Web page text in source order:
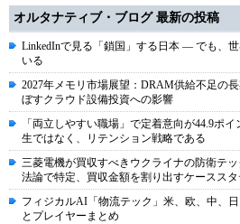
オルタナティブ・ブログ 最新の投稿
LinkedInで見る「鎖国」する日本 ― でも、
いる
2027年メモリ市場展望：DRAM供給不足の
ぼすクラウド設備投資への影響
「両立しやすい職場」で定着意向が44.9ポ
生ではなく、リテンション戦略である
三菱電機が買収すべきウクライナの防衛テ
法論で特定、買収金額を割り出すケーススタ
フィジカルAI「物流テック」米、欧、中、
とプレイヤーまとめ